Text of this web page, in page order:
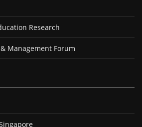
Research
Management Forum